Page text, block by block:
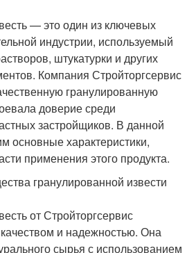
— это один из ключевых
индустрии, используемый
штукатурки и других
Компания Стройторгсервис
гранулированную
доверие среди
застройщиков. В данной
основные характеристики,
применения этого продукта.
гранулированной извести
от Стройторгсервис
и надежностью. Она
сырья с использованием